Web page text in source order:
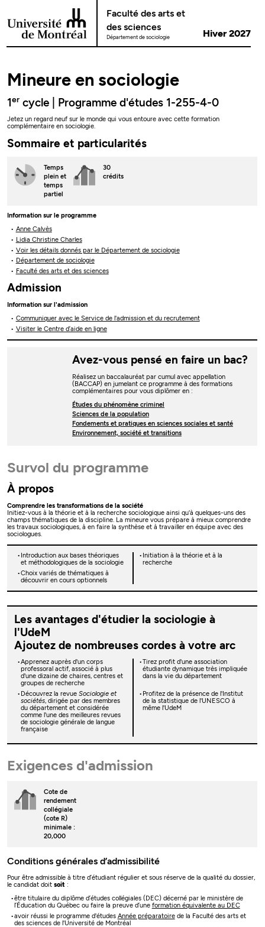
Passer au contenu
Faculté des arts et
des sciences
Département de sociologie Hiver 2027
Mineure en sociologie
1er cycle | Programme d'études 1-255-4-0
Jetez un regard neuf sur le monde qui vous entoure avec cette formation
complémentaire en sociologie.
Sommaire et particularités
Temps
plein et
temps
partiel
30
crédits
Information sur le programme
Anne Calvès
Lidia Christine Charles
Voir les détails donnés par le Département de sociologie
Département de sociologie
Faculté des arts et des sciences
Admission
Information sur l'admission
Communiquer avec le Service de l'admission et du recrutement
Visiter le Centre d’aide en ligne
Avez-vous pensé en faire un bac?
Réalisez un baccalauréat par cumul avec appellation
(BACCAP) en jumelant ce programme à des formations
complémentaires pour vous diplômer en :
Études du phénomène criminel
Sciences de la population
Fondements et pratiques en sciences sociales et santé
Environnement, société et transitions
Survol du programme
À propos
Comprendre les transformations de la société
Initiez-vous à la théorie et à la recherche sociologique ainsi qu'à quelques-uns des
champs thématiques de la discipline. La mineure vous prépare à mieux comprendre
les travaux sociologiques, à en faire la synthèse et à travailler en équipe avec des
sociologues.
Introduction aux bases théoriques
et méthodologiques de la sociologie
Initiation à la théorie et à la
recherche
Choix variés de thématiques à
découvrir en cours optionnels
Les avantages d'étudier la sociologie à
l'UdeM
Ajoutez de nombreuses cordes à votre arc
Apprenez auprès d'un corps
professoral actif, associé à plus
d'une dizaine de chaires, centres et
groupes de recherche
Tirez profit d'une association
étudiante dynamique très impliquée
dans la vie du département
Découvrez la revue Sociologie et
sociétés, dirigée par des membres
du département et considérée
comme l'une des meilleures revues
de sociologie générale de langue
française
Profitez de la présence de l'Institut
de la statistique de l'UNESCO à
même l'UdeM
Exigences d'admission
Cote de
rendement
collégiale
(cote R)
minimale :
20,000
Conditions générales d’admissibilité
Pour être admissible à titre d’étudiant régulier et sous réserve de la qualité du dossier,
le candidat doitsoit :
être titulaire du diplôme d’études collégiales (DEC) décerné par le ministère de
l’Éducation du Québec ou faire la preuve d’une formation équivalente au DEC
avoir réussi le programme d'études Année préparatoirede la Faculté des arts et
des sciences de l'Université de Montréal